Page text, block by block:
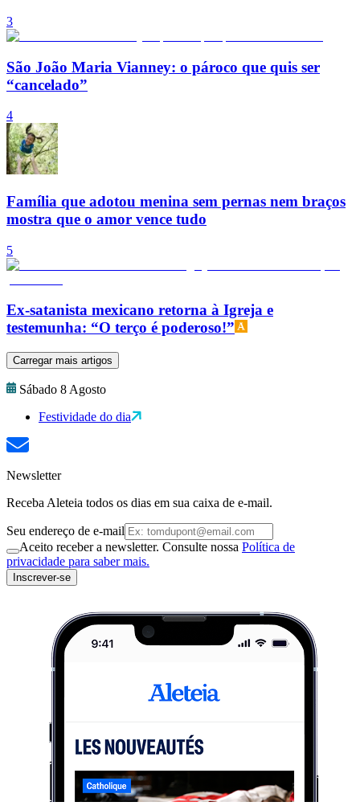
3
São João Maria Vianney: o pároco que quis ser
“cancelado”
4
Família que adotou menina sem pernas nem braços
mostra que o amor vence tudo
5
Ex-satanista mexicano retorna à Igreja e
testemunha: “O terço é poderoso!”
Carregar mais artigos
Sábado 8 Agosto
Festividade do dia
Newsletter
Receba Aleteia todos os dias em sua caixa de e-mail.
Seu endereço de e-mail
Aceito receber a newsletter. Consulte nossa Política de
privacidade para saber mais.
Inscrever-se